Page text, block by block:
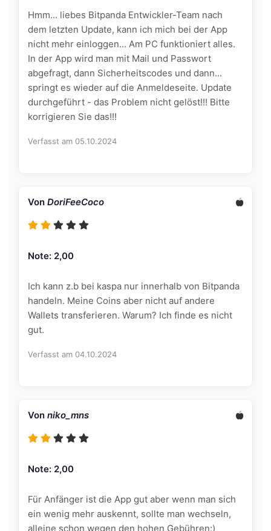
Hmm... liebes Bitpanda Entwickler-Team nach
dem letzten Update, kann ich mich bei der App
nicht mehr einloggen... Am PC funktioniert alles.
In der App wird man mit Mail und Passwort
abgefragt, dann Sicherheitscodes und dann...
springt es wieder auf die Anmeldeseite. Update
durchgeführt - das Problem nicht gelöst!!! Bitte
korrigieren Sie das!!!
Verfasst am 05.10.2024
Von DoriFeeCoco
Note: 2,00
Ich kann z.b bei kaspa nur innerhalb von Bitpanda
handeln. Meine Coins aber nicht auf andere
Wallets transferieren. Warum? Ich finde es nicht
gut.
Verfasst am 04.10.2024
Von niko_mns
Note: 2,00
Für Anfänger ist die App gut aber wenn man sich
ein wenig mehr auskennt, sollte man wechseln,
alleine schon wegen den hohen Gebühren:)